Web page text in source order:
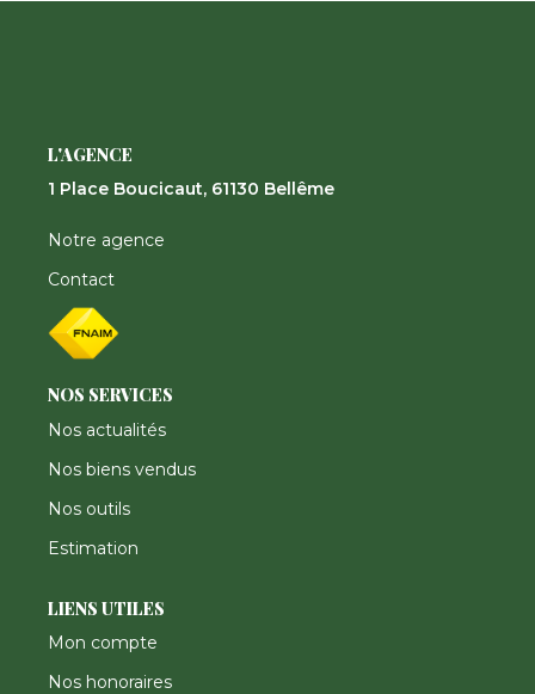
L'AGENCE
1 Place Boucicaut, 61130 Bellême
Notre agence
Contact
NOS SERVICES
Nos actualités
Nos biens vendus
Nos outils
Estimation
LIENS UTILES
Mon compte
Nos honoraires